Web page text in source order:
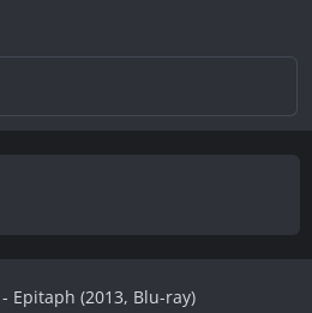
Epitaph (2013, Blu-ray)